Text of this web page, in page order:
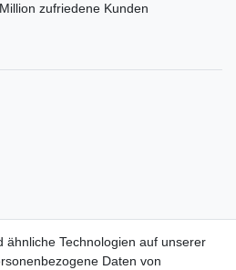
zufriedene Kunden
ähnliche Technologien auf unserer
Daten von